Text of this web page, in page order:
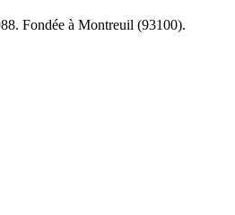
Fondée à Montreuil (93100).